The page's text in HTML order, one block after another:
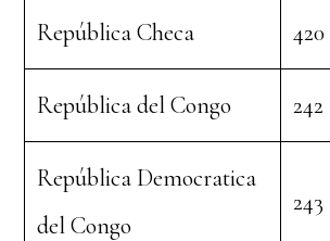
República Checa 420
República del Congo 242
República Democratica
del Congo
243